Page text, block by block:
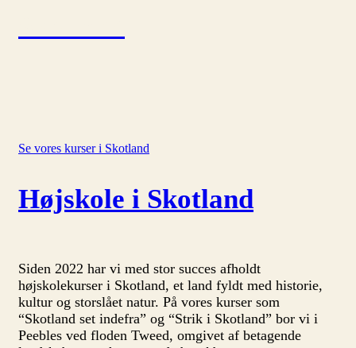
Se vores kurser i Skotland
Højskole i Skotland
Siden 2022 har vi med stor succes afholdt
højskolekurser i Skotland, et land fyldt med historie,
kultur og storslået natur. På vores kurser som
“Skotland set indefra” og “Strik i Skotland” bor vi i
Peebles ved floden Tweed, omgivet af betagende